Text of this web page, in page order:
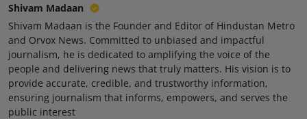
NW Hindi
NW Punjabi
Shivam Madaan
Shivam Madaan is the Founder and Editor of Hindustan Metro
and Orvox News. Committed to unbiased and impactful
journalism, he is dedicated to amplifying the voice of the
people and delivering news that truly matters. His vision is to
provide accurate, credible, and trustworthy information,
ensuring journalism that informs, empowers, and serves the
public interest